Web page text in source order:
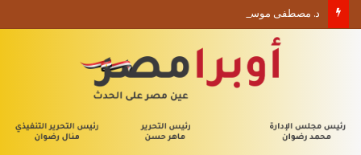
د. مصطفى موسى يكتب الأربعون الإدارية (1) من يلا إدارة